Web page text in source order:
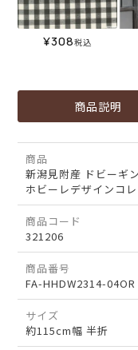
¥308税込
商品説明
商品
新潟見附産 ドビーギ
ホビーレデザインコ
商品コード
321206
商品番号
FA-HHDW2314-04OR
サイズ
約115cm幅 半折